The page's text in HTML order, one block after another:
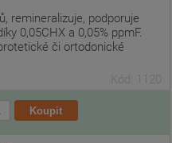
remineralizuje, podporuje
0,05CHX a 0,05% ppmF.
či ortodonické
Kód: 1120